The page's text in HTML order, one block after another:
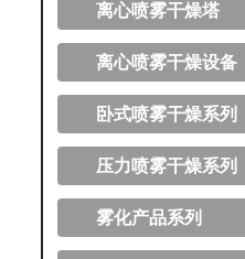
离心喷雾干燥塔
离心喷雾干燥设备
卧式喷雾干燥系列
压力喷雾干燥系列
雾化产品系列